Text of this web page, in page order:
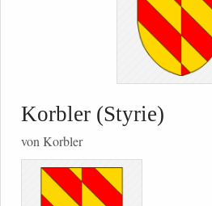
Korbler (Styrie)
von Korbler